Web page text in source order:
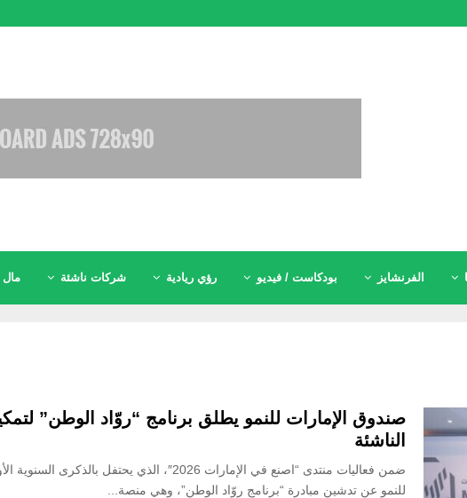
الفرنشايز بودكاست / فيديو رؤي ريادية شركات ناشئة مال
صندوق الإمارات للنمو يطلق برنامج “روّاد الوطن”
الناشئة
ضمن فعاليات منتدى “اصنع في الإمارات 2026″، الذي
للنمو عن تدشين مبادرة “برنامج روّاد الوطن”، وهي منصة...